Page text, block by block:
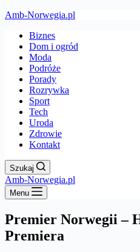
Amb-Norwegia.pl
Biznes
Dom i ogród
Moda
Podróże
Porady
Rozrywka
Sport
Tech
Uroda
Zdrowie
Kontakt
Szukaj
Amb-Norwegia.pl
Menu
Premier Norwegii –
Premiera